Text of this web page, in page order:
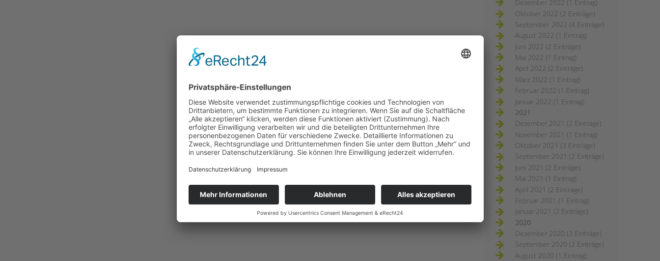
Dezember 2022 (1 Eintrag)
Oktober 2022 (2 Einträge)
September 2022 (4 Einträge)
August 2022 (1 Eintrag)
Juni 2022 (2 Einträge)
Mai 2022 (1 Eintrag)
April 2022 (2 Einträge)
März 2022 (1 Eintrag)
Februar 2022 (1 Eintrag)
Januar 2022 (1 Eintrag)
2021
Dezember 2021 (2 Einträge)
November 2021 (1 Eintrag)
Oktober 2021 (3 Einträge)
September 2021 (2 Einträge)
Juni 2021 (2 Einträge)
Mai 2021 (1 Eintrag)
April 2021 (2 Einträge)
Februar 2021 (1 Eintrag)
Januar 2021 (2 Einträge)
2020
Dezember 2020 (3 Einträge)
September 2020 (2 Einträge)
August 2020 (1 Eintrag)